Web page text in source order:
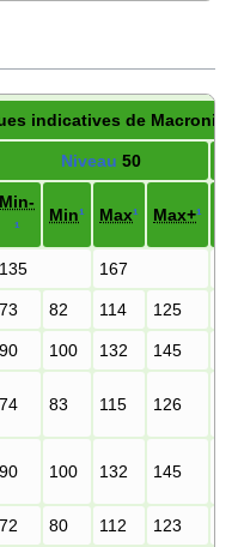
indicatives de Macronium
Niveau 50
Min-
¹
Min¹ Max¹ Max+¹
135 167
73 82 114 125
90 100 132 145
74 83 115 126
90 100 132 145
72 80 112 123